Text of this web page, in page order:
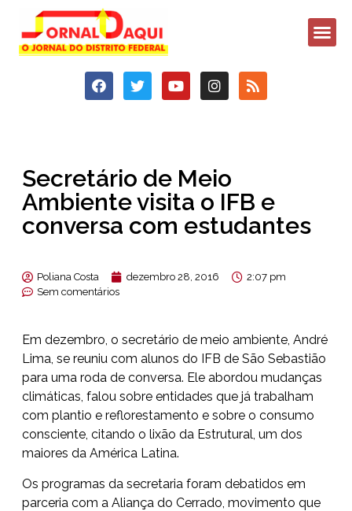
Secretário de Meio
Ambiente visita o IFB e
conversa com estudantes
Poliana Costa dezembro 28, 2016
2:07 pm
Sem comentários
Em dezembro, o secretário de meio ambiente, André
Lima, se reuniu com alunos do IFB de São Sebastião
para uma roda de conversa. Ele abordou mudanças
climáticas, falou sobre entidades que já trabalham
com plantio e reflorestamento e sobre o consumo
consciente, citando o lixão da Estrutural, um dos
maiores da América Latina.
Os programas da secretaria foram debatidos em
parceria com a Aliança do Cerrado, movimento que